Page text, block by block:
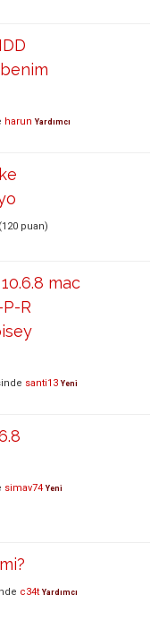
harun Yardımcı
(120 puan)
mac
R
santi13 Yeni
simav74 Yeni
c34t Yardımcı